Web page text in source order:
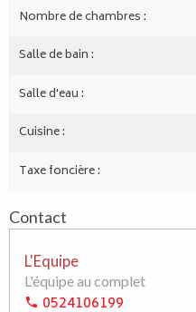
Nombre de chambres :
Salle de bain :
Salle d'eau :
Cuisine :
Taxe foncière :
Contact
L'Equipe
L'équipe au complet
0524106199